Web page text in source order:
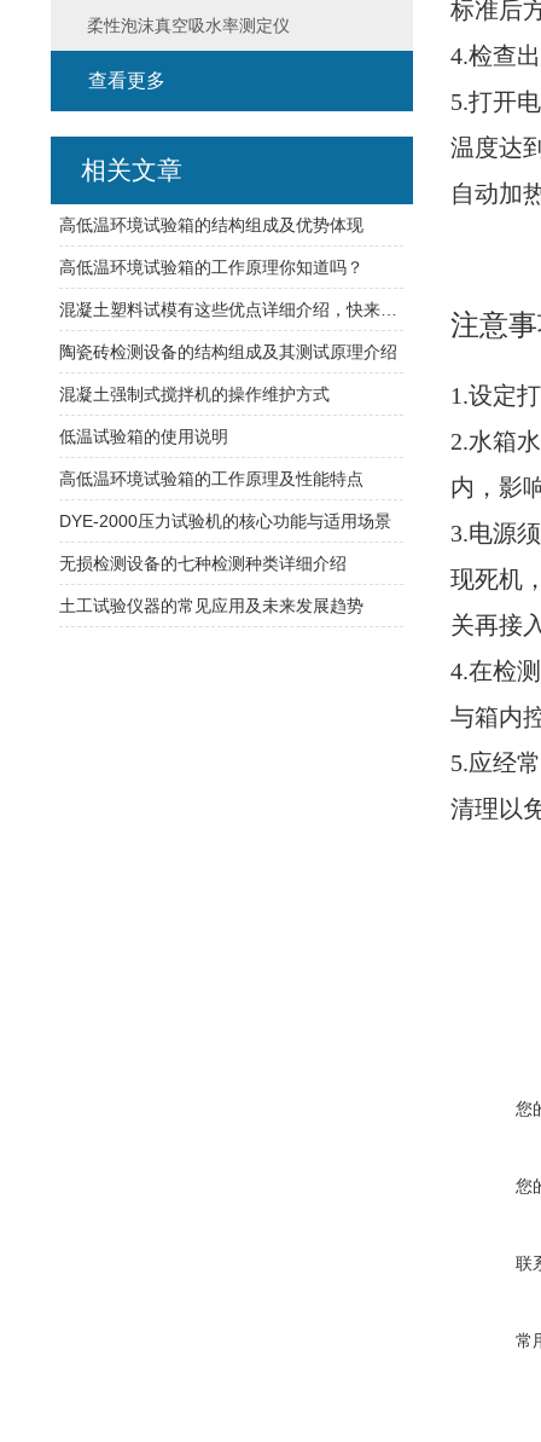
标准后
4.检查
5.打开
温度达
自动加
注意
1.设定
2.水箱
内，影
3.电源
现死机
关再接
4.在检
与箱内
5.应经
清理以
您
您
联
常
柔性泡沫真空吸水率测定仪
查看更多
相关文章
高低温环境试验箱的结构组成及优势体现
高低温环境试验箱的工作原理你知道吗？
陶瓷砖检测设备的结构组成及其测试原理介绍
混凝土强制式搅拌机的操作维护方式
低温试验箱的使用说明
高低温环境试验箱的工作原理及性能特点
DYE-2000压力试验机的核心功能与适用场景
无损检测设备的七种检测种类详细介绍
土工试验仪器的常见应用及未来发展趋势